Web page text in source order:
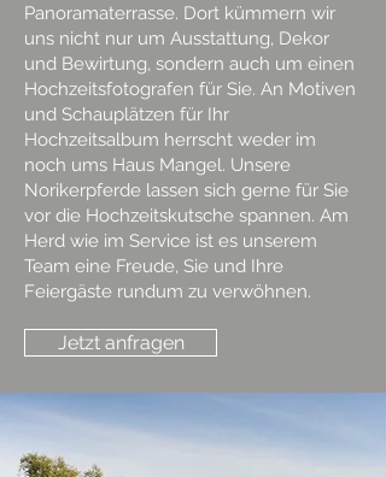
Panoramaterrasse. Dort kümmern wir
uns nicht nur um Ausstattung, Dekor
und Bewirtung, sondern auch um einen
Hochzeitsfotografen für Sie. An Motiven
und Schauplätzen für Ihr
Hochzeitsalbum herrscht weder im
noch ums Haus Mangel. Unsere
Norikerpferde lassen sich gerne für Sie
vor die Hochzeitskutsche spannen. Am
Herd wie im Service ist es unserem
Team eine Freude, Sie und Ihre
Feiergäste rundum zu verwöhnen.
Jetzt anfragen